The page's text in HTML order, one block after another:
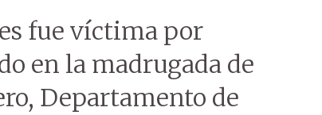
fue víctima por
en la madrugada de
Departamento de